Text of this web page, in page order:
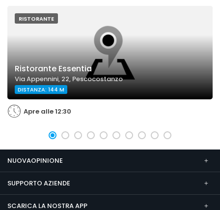
RISTORANTE
Ristorante Essentia
Via Appennini, 22, Pescocostanzo
DISTANZA: 144 M
Apre alle 12:30
NUOVAOPINIONE
SUPPORTO AZIENDE
SCARICA LA NOSTRA APP